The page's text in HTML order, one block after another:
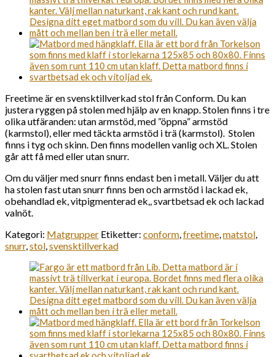
Freetime är en svensktillverkad stol från Conform. Du kan
justera ryggen på stolen med hjälp av en knapp. Stolen finns i tre
olika utfäranden: utan armstöd, med ”öppna” armstöd
(karmstol), eller med täckta armstöd i trä (karmstol). Stolen
finns i tyg och skinn. Den finns modellen vanlig och XL. Stolen
går att få med eller utan snurr.
Om du väljer med snurr finns endast ben i metall. Väljer du att
ha stolen fast utan snurr finns ben och armstöd i lackad ek,
obehandlad ek, vitpigmenterad ek,, svartbetsad ek och lackad
valnöt.
Kategori: Matgrupper Etiketter: conform,freetime,matstol,
snurr,stol,svensktillverkad